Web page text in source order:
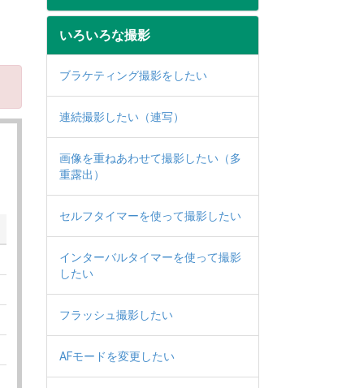
いろいろな撮影
ブラケティング撮影をしたい
連続撮影したい（連写）
画像を重ねあわせて撮影したい（多
重露出）
セルフタイマーを使って撮影したい
インターバルタイマーを使って撮影
したい
フラッシュ撮影したい
AFモードを変更したい